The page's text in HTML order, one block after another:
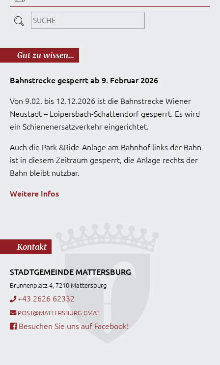
Gut zu wissen...
Bahnstrecke gesperrt ab 9. Februar 2026
Von 9.02. bis 12.12.2026 ist die Bahnstrecke Wiener
Neustadt – Loipersbach-Schattendorf gesperrt. Es wird
ein Schienenersatzverkehr eingerichtet.
Auch die Park &Ride-Anlage am Bahnhof links der Bahn
ist in diesem Zeitraum gesperrt, die Anlage rechts der
Bahn bleibt nutzbar.
Weitere Infos
Kontakt
STADTGEMEINDE MATTERSBURG
Brunnenplatz 4, 7210 Mattersburg
+43 2626 62332
POST@MATTERSBURG.GV.AT
Besuchen Sie uns auf Facebook!